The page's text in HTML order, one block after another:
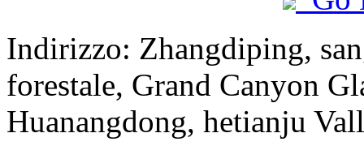
Indirizzo: Zhangdiping,
forestale, Grand Canyon
Huanangdong, hetianju